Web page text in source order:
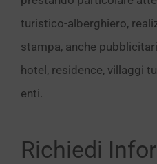
turistico-alberghiero,
stampa, anche
hotel, residence, villaggi
enti.
Richiedi